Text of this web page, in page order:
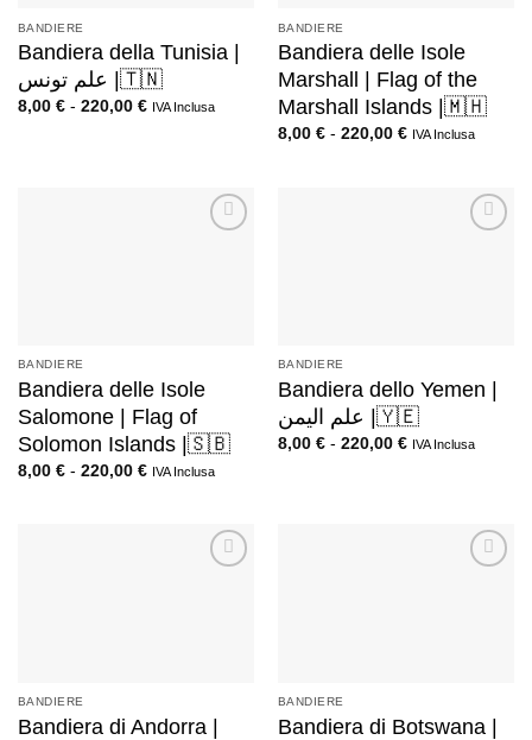
BANDIERE
Bandiera della Tunisia |
علم تونس |🇹🇳
8,00 € - 220,00 € IVA Inclusa
BANDIERE
Bandiera delle Isole
Marshall | Flag of the
Marshall Islands |🇲🇭
8,00 € - 220,00 € IVA Inclusa
BANDIERE
Bandiera delle Isole
Salomone | Flag of
Solomon Islands |🇸🇧
8,00 € - 220,00 € IVA Inclusa
BANDIERE
Bandiera dello Yemen |
علم اليمن |🇾🇪
8,00 € - 220,00 € IVA Inclusa
BANDIERE
Bandiera di Andorra |
BANDIERE
Bandiera di Botswana |